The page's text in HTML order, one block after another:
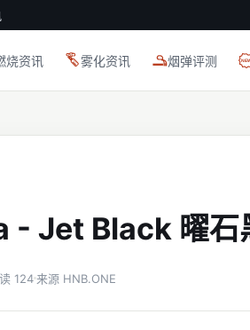
烧资讯 雾化资讯 烟弹评测
- Jet Black 曜石
124来源 HNB.ONE